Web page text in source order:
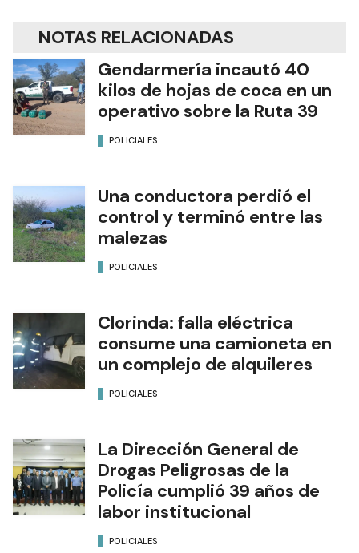
NOTAS RELACIONADAS
Gendarmería incautó 40
kilos de hojas de coca en un
operativo sobre la Ruta 39
POLICIALES
Una conductora perdió el
control y terminó entre las
malezas
POLICIALES
Clorinda: falla eléctrica
consume una camioneta en
un complejo de alquileres
POLICIALES
La Dirección General de
Drogas Peligrosas de la
Policía cumplió 39 años de
labor institucional
POLICIALES